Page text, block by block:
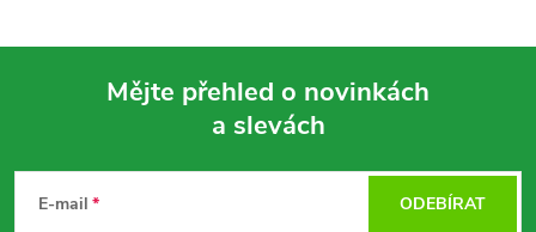
Mějte přehled o novinkách
a slevách
E-mail ODEBÍRAT